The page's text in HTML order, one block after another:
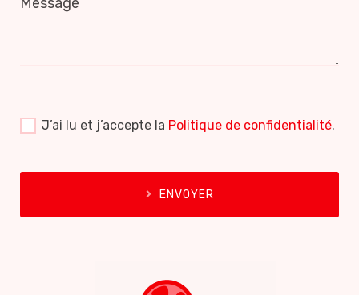
J’ai lu et j’accepte la Politique de confidentialité.
ENVOYER